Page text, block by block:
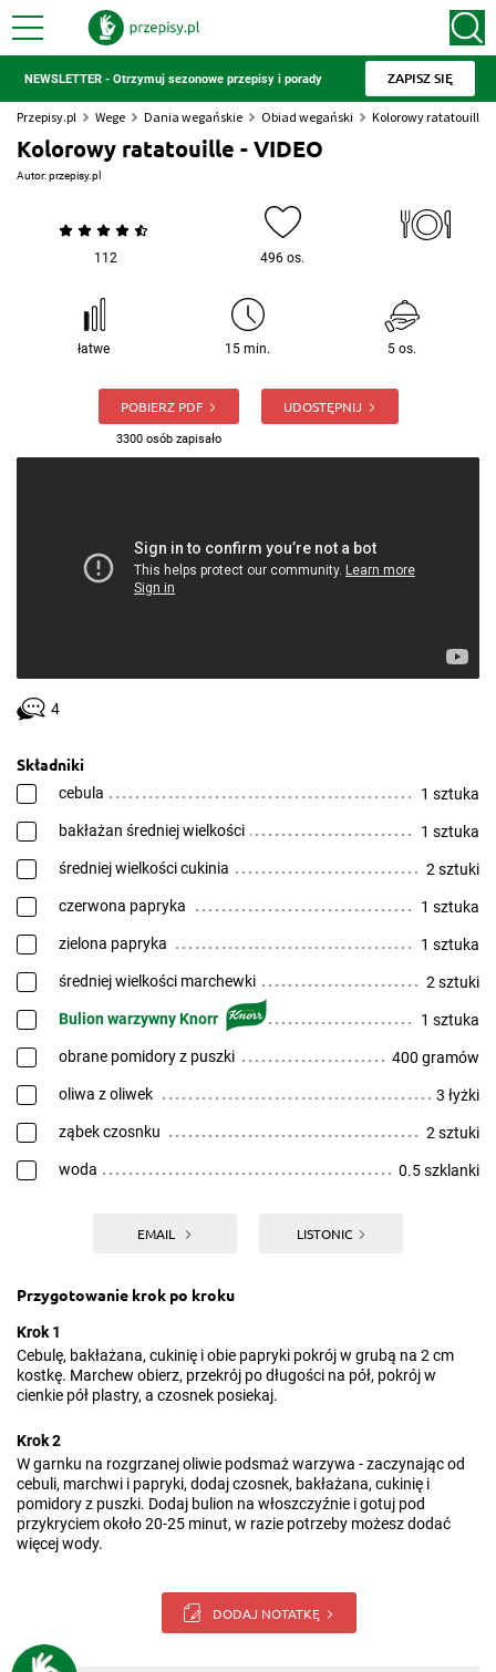
NEWSLETTER - Otrzymuj sezonowe przepisy i porady ZAPISZ SIĘ
Przepisy.pl Wege Dania wegańskie Obiad wegański Kolorowy ratatouille -
Kolorowy ratatouille - VIDEO
Autor:przepisy.pl
112 496 os.
łatwe 15 min. 5 os.
POBIERZ PDF
3300 osób zapisało
UDOSTĘPNIJ
4
Składniki
cebula 1 sztuka
bakłażan średniej wielkości 1 sztuka
średniej wielkości cukinia 2 sztuki
czerwona papryka 1 sztuka
zielona papryka 1 sztuka
średniej wielkości marchewki 2 sztuki
Bulion warzywny Knorr 1 sztuka
obrane pomidory z puszki 400 gramów
oliwa z oliwek 3 łyżki
ząbek czosnku 2 sztuki
woda 0.5 szklanki
EMAIL LISTONIC
Przygotowanie krok po kroku
Krok 1
Cebulę, bakłażana, cukinię i obie papryki pokrój w grubą na 2 cm
kostkę. Marchew obierz, przekrój po długości na pół, pokrój w
cienkie pół plastry, a czosnek posiekaj.
Krok 2
W garnku na rozgrzanej oliwie podsmaż warzywa - zaczynając od
cebuli, marchwi i papryki, dodaj czosnek, bakłażana, cukinię i
pomidory z puszki. Dodaj bulion na włoszczyźnie i gotuj pod
przykryciem około 20-25 minut, w razie potrzeby możesz dodać
więcej wody.
DODAJ NOTATKĘ